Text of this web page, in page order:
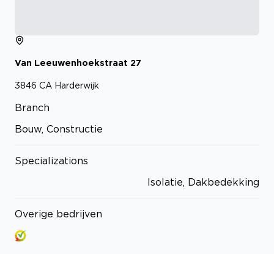
Van Leeuwenhoekstraat 27
3846 CA Harderwijk
Branch
Bouw, Constructie
Specializations
Isolatie, Dakbedekking
Overige bedrijven